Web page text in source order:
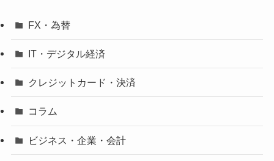
FX・為替
IT・デジタル経済
クレジットカード・決済
コラム
ビジネス・企業・会計